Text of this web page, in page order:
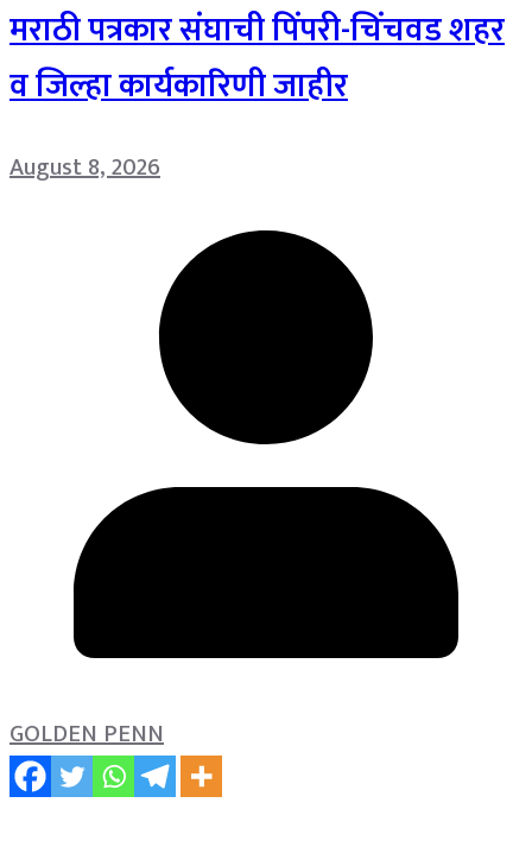
मराठी पत्रकार संघाची पिंपरी-चिंचवड शहर
व जिल्हा कार्यकारिणी जाहीर
August 8, 2026
GOLDEN PENN